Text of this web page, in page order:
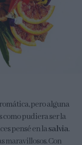
pero alguna
como pudiera ser la
pensé en lasalvia.
maravillosos. Con